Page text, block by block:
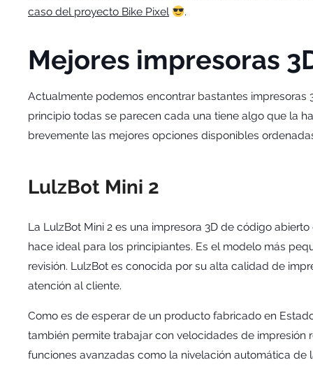
caso del proyecto Bike Pixel
.
Mejores impresoras
Actualmente podemos encontrar bastantes impresoras
principio todas se parecen cada una tiene algo que la
brevemente las mejores opciones disponibles
LulzBot Mini 2
La LulzBot Mini 2 es una impresora 3D de código
hace ideal para los principiantes. Es el modelo más
revisión. LulzBot es conocida por su alta calidad de
atención al cliente.
Como es de esperar de un producto fabricado en
también permite trabajar con velocidades de impresión
funciones avanzadas como la nivelación automática de